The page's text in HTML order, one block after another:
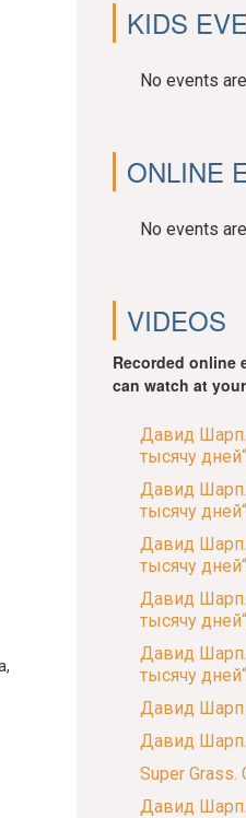
KIDS
No events
ONLINE
No events
VIDEOS
Recorded online
can watch at
Давид Шарп.
тысячу
Давид Шарп.
тысячу
Давид Шарп.
тысячу
Давид Шарп.
тысячу
Давид Шарп.
тысячу
Давид Шарп
Давид Шарп.
Super Grass.
Давид Шарп.